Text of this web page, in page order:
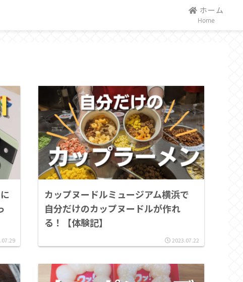
ホーム
Home
カップヌードルミュージアム横浜で
自分だけのカップヌードルが作れ
る！【体験記】
2023.07.22